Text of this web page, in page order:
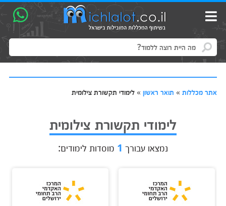
אתר מכללות» תואר ראשון» לימודי תקשורת צילומית
לימודי תקשורת צילומית
נמצאו עבורך 1 מוסדות לימודים: